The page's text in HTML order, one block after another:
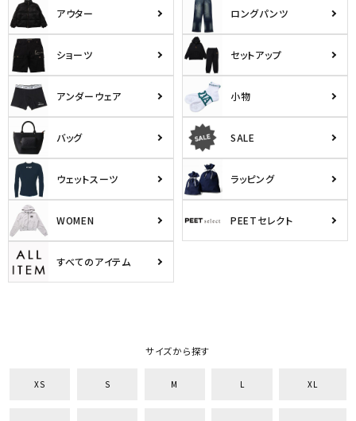
価格から探す
アウター ロングパンツ
ショーツ セットアップ
アンダーウェア 小物
バッグ SALE
ウェットスーツ ラッピング
WOMEN PEETセレクト
すべてのアイテム
サイズから探す
XS S M L XL